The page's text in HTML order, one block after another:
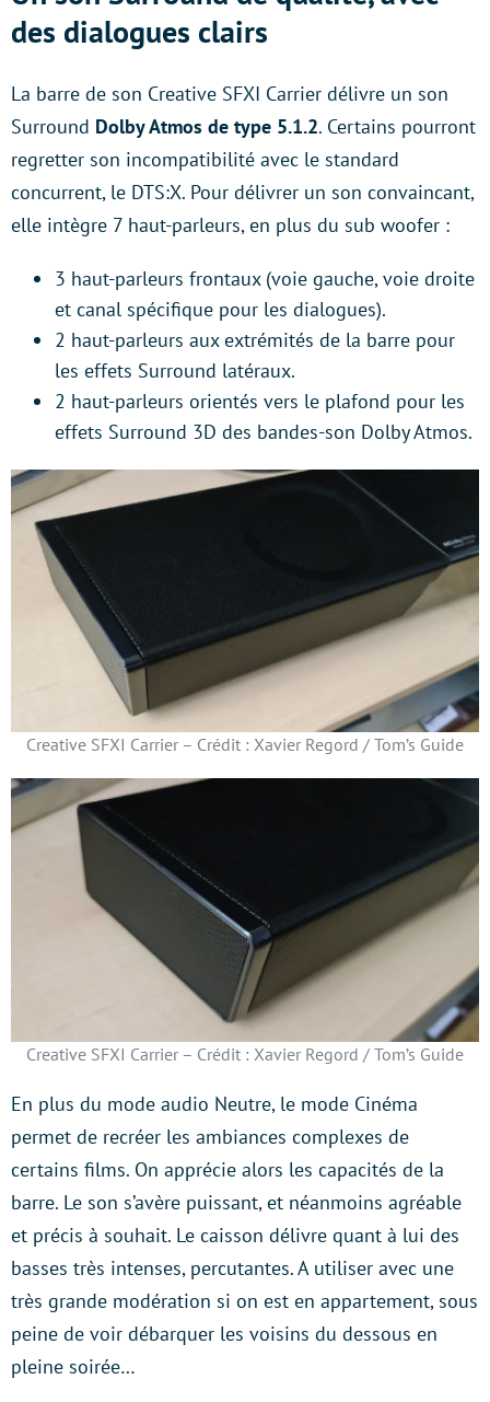
des dialogues clairs
La barre de son Creative SFXI Carrier délivre un son
Surround Dolby Atmos de type 5.1.2. Certains pourront
regretter son incompatibilité avec le standard
concurrent, le DTS:X. Pour délivrer un son convaincant,
elle intègre 7 haut-parleurs, en plus du sub woofer :
3 haut-parleurs frontaux (voie gauche, voie droite
et canal spécifique pour les dialogues).
2 haut-parleurs aux extrémités de la barre pour
les effets Surround latéraux.
2 haut-parleurs orientés vers le plafond pour les
effets Surround 3D des bandes-son Dolby Atmos.
Creative SFXI Carrier – Crédit : Xavier Regord / Tom’s Guide
Creative SFXI Carrier – Crédit : Xavier Regord / Tom’s Guide
En plus du mode audio Neutre, le mode Cinéma
permet de recréer les ambiances complexes de
certains films. On apprécie alors les capacités de la
barre. Le son s’avère puissant, et néanmoins agréable
et précis à souhait. Le caisson délivre quant à lui des
basses très intenses, percutantes. A utiliser avec une
très grande modération si on est en appartement, sous
peine de voir débarquer les voisins du dessous en
pleine soirée…